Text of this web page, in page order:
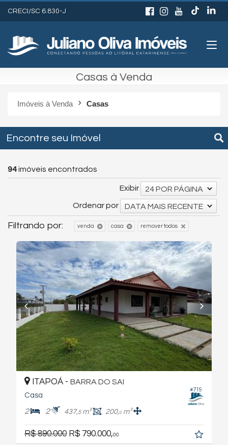
CRECI/SC 6.830-J
Casas à Venda
Imóveis à Venda Casas
Encontre seu Imóvel
94imóveis encontrados
Exibir
24 POR PÁGINA
Ordenar por
DATA MAIS RECENTE
Filtrando por: venda casa remover todos
#719
ITAPOÁ - BARRA DO SAI
Casa
2 2 437,5m² 200,0m²
R$ 890.000 R$ 790.000,00